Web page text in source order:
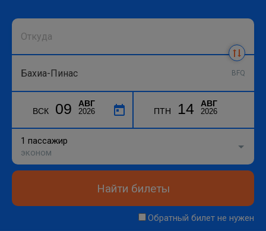
BFQ
ВСК 09 АВГ
2026 ПТН 14 АВГ
2026
1 пассажир
эконом
Найти билеты
Обратный билет не нужен